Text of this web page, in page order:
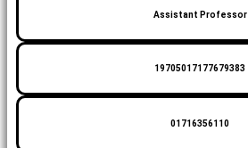
Assistant Professor
19705017177679383
01716356110